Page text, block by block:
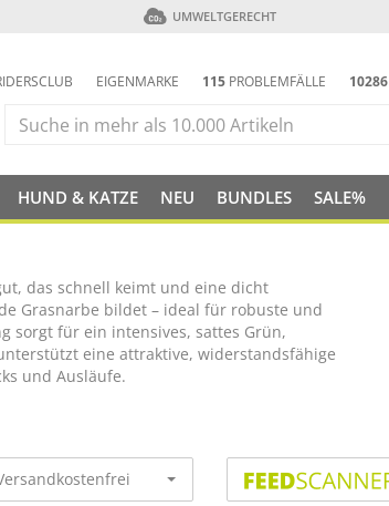
UMWELTGERECHT
EIGENMARKE 115 PROBLEMFÄLLE 10286
HUND & KATZE NEU BUNDLES SALE%
das schnell keimt und eine dicht
Grasnarbe bildet – ideal für robuste und
sorgt für ein intensives, sattes Grün,
eine attraktive, widerstandsfähige
und Ausläufe.